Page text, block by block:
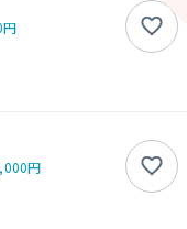
円